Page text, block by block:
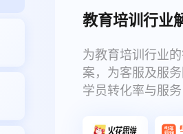
教育培训行业
为教育培训行业
案，为客服及服
学员转化率与服